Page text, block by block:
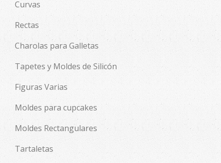
Curvas
Rectas
Charolas para Galletas
Tapetes y Moldes de Silicón
Figuras Varias
Moldes para cupcakes
Moldes Rectangulares
Tartaletas